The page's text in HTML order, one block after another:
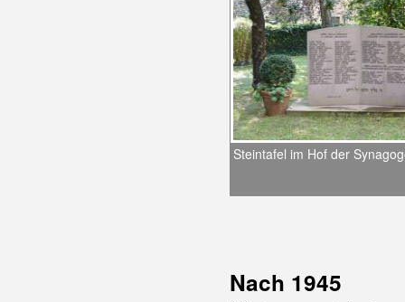
Steintafel im Hof der
Nach 1945